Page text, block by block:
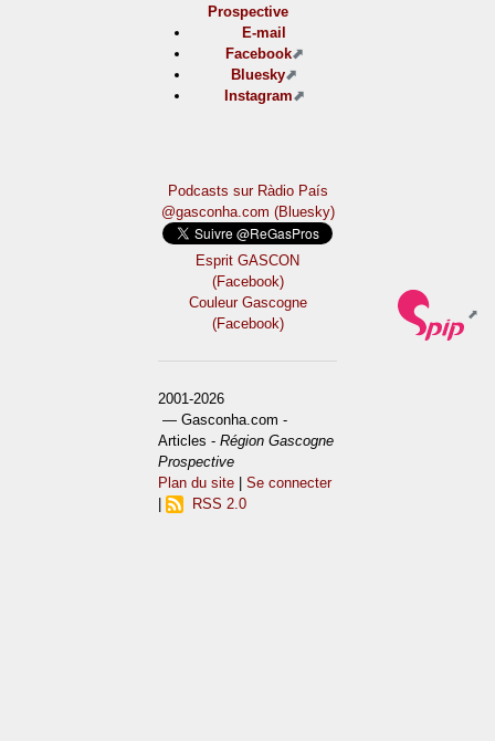
Prospective
E-mail
Facebook
Bluesky
Instagram
Podcasts sur Ràdio País
@gasconha.com (Bluesky)
Esprit GASCON
(Facebook)
Couleur Gascogne
(Facebook)
2001-2026
— Gasconha.com -
Articles -Région Gascogne
Prospective
Plan du site |Se connecter
RSS 2.0